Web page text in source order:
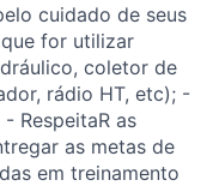
cuidado de seus
for utilizar
coletor de
rádio HT, etc); -
RespeitaR as
as metas de
em treinamento